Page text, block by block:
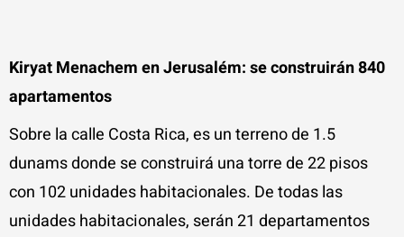
Kiryat Menachem en Jerusalém: se construirán 840
apartamentos
Sobre la calle Costa Rica, es un terreno de 1.5
dunams donde se construirá una torre de 22 pisos
con 102 unidades habitacionales. De todas las
unidades habitacionales, serán 21 departamentos